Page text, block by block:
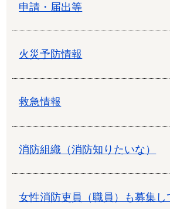
申請・届出等
火災予防情報
救急情報
消防組織（消防知りたいな）
女性消防吏員（職員）も募集し